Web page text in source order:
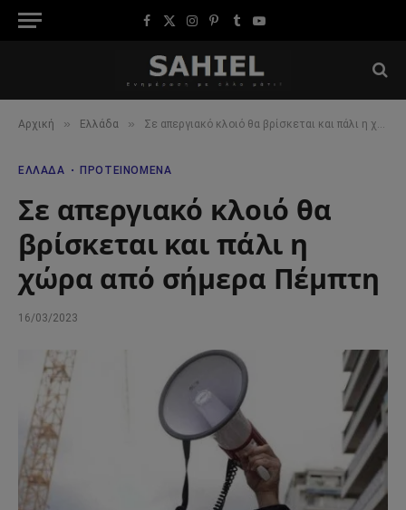
Facebook
X
Instagram
Pinterest
TumblrYouTube
Αρχική » Ελλάδα » Σε απεργιακό κλοιό θα βρίσκεται και πάλι η χώρα από σήμερα Πέμπτη
ΕΛΛΆΔΑ ΠΡΟΤΕΙΝΌΜΕΝΑ
Σε απεργιακό κλοιό θα
βρίσκεται και πάλι η
χώρα από σήμερα Πέμπτη
16/03/2023